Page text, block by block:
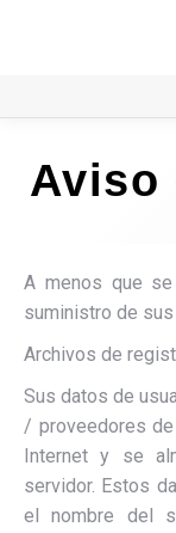
Aviso
A menos que
suministro de
Archivos de
Sus datos de
/ proveedores
Internet y se
servidor. Estos
el nombre del